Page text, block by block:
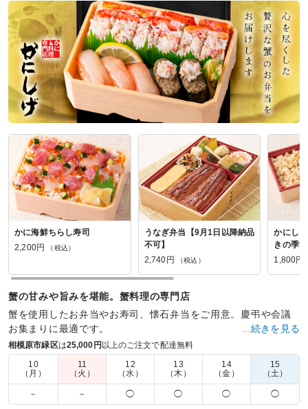
ご利用シーン： 会議・セミナー›会議
参加者の年齢：
60代以上男女比：男性のみ
神奈川県横浜市戸塚区上倉田町2026/06/21
黄色い看板の口コミをもっと見る
かに海鮮ちらし寿司
2,200円
（税込）
うなぎ弁当【9月1日以降納品
不可】
2,740円
（税込）
かにし
きの季
1,800円
蟹の甘みや旨みを堪能。蟹料理の専門店
蟹を使用したお弁当やお寿司、懐石弁当をご用意。慶弔や会議
お集まりに最適です。
商品数： 15 締切日時： 2日前17:00 価格帯：
配達時間：
10:30～20:00
美味しかった
…続きを見る
相模原市緑区は25,000円 以上のご注文で配達無料
10
（月）
11
（火）
12
（水）
13
（木）
14
（金）
15
（土）
－ － ◯ ◯ ◯ ◯